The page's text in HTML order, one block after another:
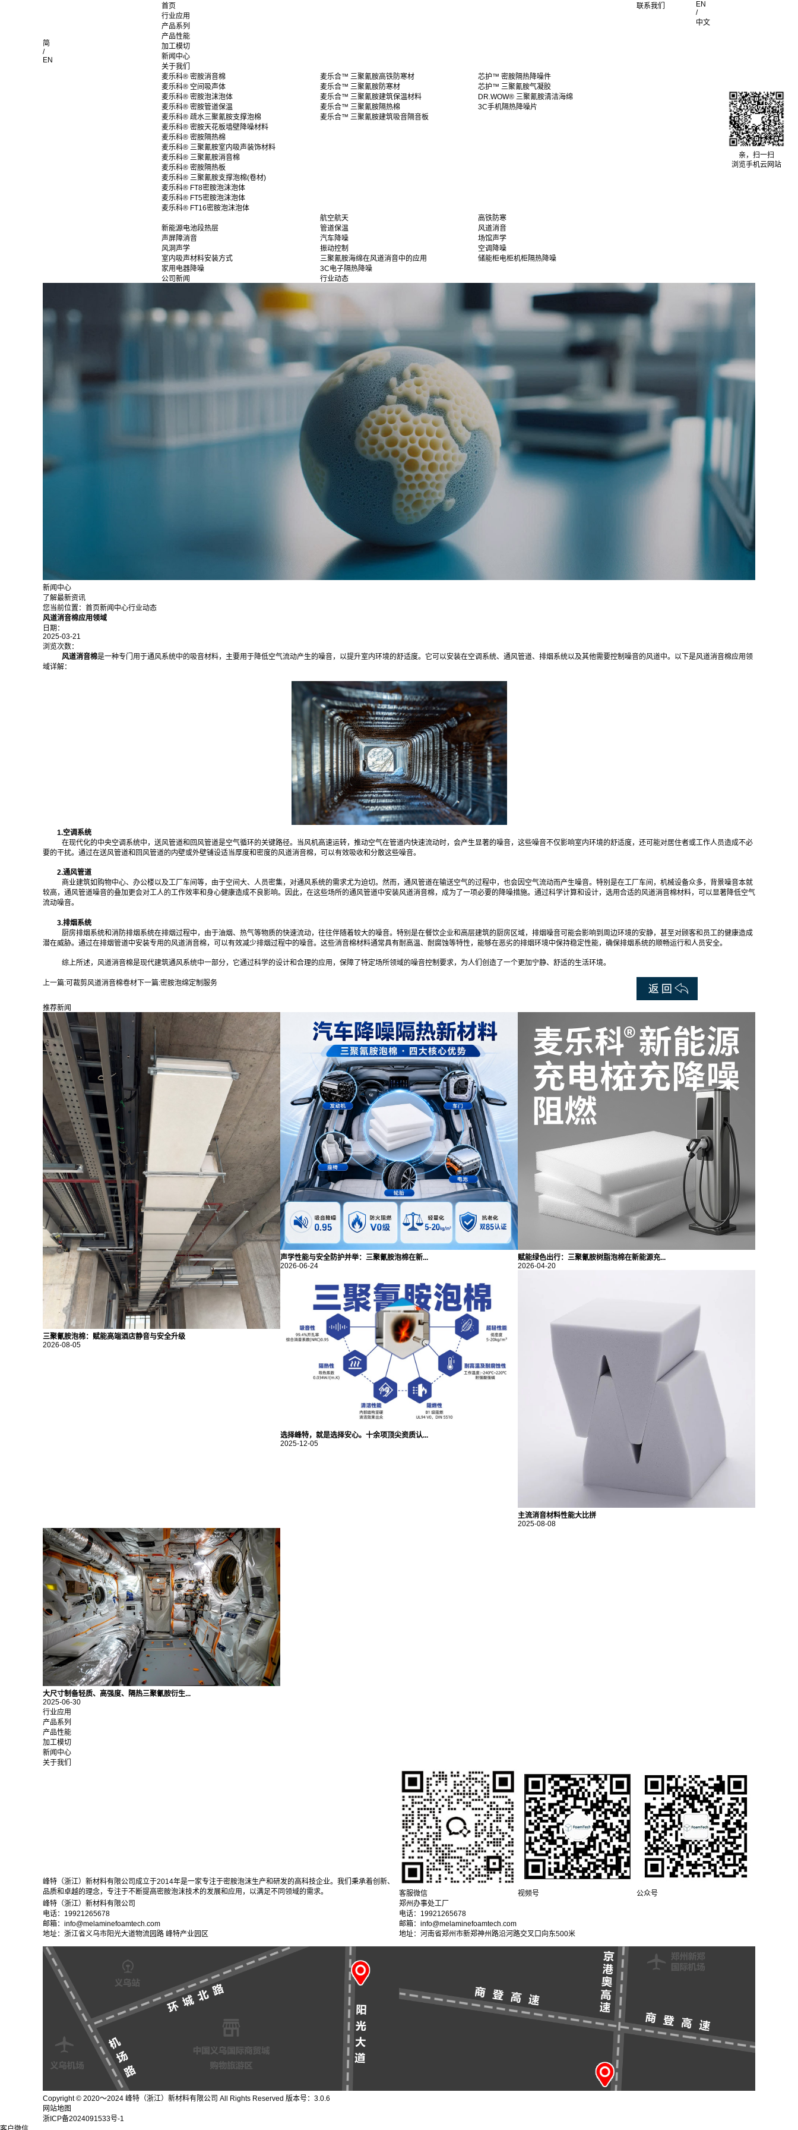
简
/
EN
首页
行业应用
产品系列
产品性能
加工模切
新闻中心
关于我们
麦乐科® 密胺消音棉
麦乐科® 空间吸声体
麦乐科® 密胺泡沫泡体
麦乐科® 密胺管道保温
麦乐科® 疏水三聚氰胺支撑泡棉
麦乐科® 密胺天花板墙壁降噪材料
麦乐科® 密胺隔热棉
麦乐科® 三聚氰胺室内吸声装饰材料
麦乐科® 三聚氰胺消音棉
麦乐科® 密胺隔热板
麦乐科® 三聚氰胺支撑泡棉(卷材)
麦乐科® FT8密胺泡沫泡体
麦乐科® FT5密胺泡沫泡体
麦乐科® FT16密胺泡沫泡体
麦乐合™ 三聚氰胺高铁防寒材
麦乐合™ 三聚氰胺防寒材
麦乐合™ 三聚氰胺建筑保温材料
麦乐合™ 三聚氰胺隔热棉
麦乐合™ 三聚氰胺建筑吸音隔音板
芯护™ 密胺隔热降噪件
芯护™ 三聚氰胺气凝胶
DR.WOW® 三聚氰胺清洁海绵
3C手机隔热降噪片
航空航天
高铁防寒
新能源电池段热层
管道保温
风道消音
声屏障消音
汽车降噪
场馆声学
风洞声学
振动控制
空调降噪
室内吸声材料安装方式
三聚氰胺海绵在风道消音中的应用
储能柜电柜机柜隔热降噪
家用电器降噪
3C电子隔热降噪
公司新闻
行业动态
联系我们
EN
/
中文
新闻中心
了解最新资讯
您当前位置： 首页新闻中心行业动态
风道消音棉应用领域
日期：
2025-03-21
浏览次数：
风道消音棉是一种专门用于通风系统中的吸音材料，主要用于降低空气流动产生的噪音，以提升室内环境的舒适度。它可以安装在空调系统、通风管道、排烟系统以及其他需要控制噪音的风道中。以下是风道消音棉应用领
域详解：
1.空调系统
在现代化的中央空调系统中，送风管道和回风管道是空气循环的关键路径。当风机高速运转，推动空气在管道内快速流动时，会产生显著的噪音，这些噪音不仅影响室内环境的舒适度，还可能对居住者或工作人员造成不必
要的干扰。通过在送风管道和回风管道的内壁或外壁铺设适当厚度和密度的风道消音棉，可以有效吸收和分散这些噪音。
2.通风管道
商业建筑如购物中心、办公楼以及工厂车间等，由于空间大、人员密集，对通风系统的需求尤为迫切。然而，通风管道在输送空气的过程中，也会因空气流动而产生噪音。特别是在工厂车间，机械设备众多，背景噪音本就
较高，通风管道噪音的叠加更会对工人的工作效率和身心健康造成不良影响。因此，在这些场所的通风管道中安装风道消音棉，成为了一项必要的降噪措施。通过科学计算和设计，选用合适的风道消音棉材料，可以显著降低空气
流动噪音。
3.排烟系统
厨房排烟系统和消防排烟系统在排烟过程中，由于油烟、热气等物质的快速流动，往往伴随着较大的噪音。特别是在餐饮企业和高层建筑的厨房区域，排烟噪音可能会影响到周边环境的安静，甚至对顾客和员工的健康造成
潜在威胁。通过在排烟管道中安装专用的风道消音棉，可以有效减少排烟过程中的噪音。这些消音棉材料通常具有耐高温、耐腐蚀等特性，能够在恶劣的排烟环境中保持稳定性能，确保排烟系统的顺畅运行和人员安全。
综上所述，风道消音棉是现代建筑通风系统中一部分，它通过科学的设计和合理的应用，保障了特定场所领域的噪音控制要求，为人们创造了一个更加宁静、舒适的生活环境。
上一篇:可裁剪风道消音棉卷材下一篇:密胺泡绵定制服务
推荐新闻
三聚氰胺泡棉：赋能高端酒店静音与安全升级
2026-08-05
声学性能与安全防护并举：三聚氰胺泡棉在新...
2026-06-24
赋能绿色出行：三聚氰胺树脂泡棉在新能源充...
2026-04-20
选择峰特，就是选择安心。十余项顶尖资质认...
2025-12-05
主流消音材料性能大比拼
2025-08-08
大尺寸制备轻质、高强度、隔热三聚氰胺衍生...
2025-06-30
行业应用
产品系列
产品性能
加工模切
新闻中心
关于我们
峰特（浙江）新材料有限公司成立于2014年是一家专注于密胺泡沫生产和研发的高科技企业。我们秉承着创新、
品质和卓越的理念，专注于不断提高密胺泡沫技术的发展和应用，以满足不同领域的需求。
客服微信 视频号
公众号
峰特（浙江）新材料有限公司
电话：19921265678
邮箱：info@melaminefoamtech.com
地址：浙江省义乌市阳光大道物流园路 峰特产业园区
郑州办事处工厂
电话：19921265678
邮箱：info@melaminefoamtech.com
地址：河南省郑州市新郑神州路沿河路交叉口向东500米
Copyright © 2020～2024 峰特（浙江）新材料有限公司 All Rights Reserved 版本号：3.0.6
网站地图
浙ICP备2024091533号-1
亲，扫一扫
浏览手机云网站